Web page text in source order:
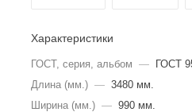
Характеристики
ГОСТ, серия, альбом —
ГОСТ
Длина (мм.) — 3480 мм.
Ширина (мм.) — 990 мм.